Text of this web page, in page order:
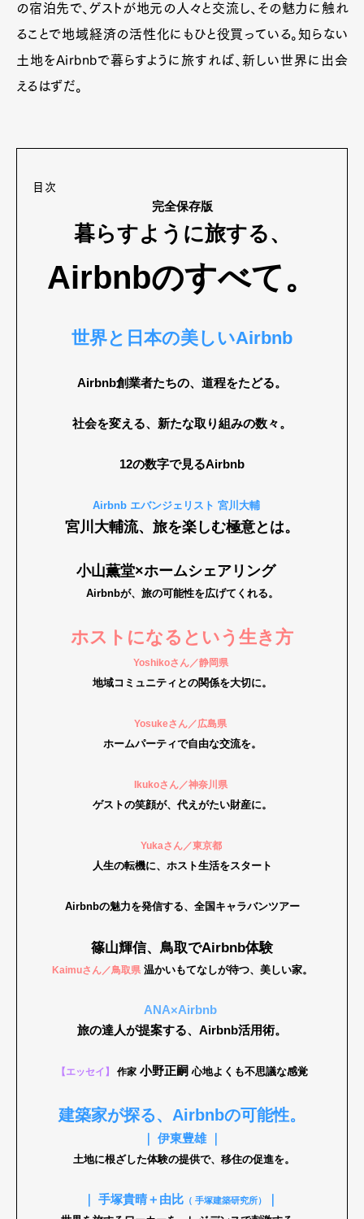
の宿泊先で、ゲストが地元の人々と交流し、その魅力に触れ
ることで地域経済の活性化にもひと役買っている。知らない
土地をAirbnbで暮らすように旅すれば、新しい世界に出会
えるはずだ。
目次
完全保存版
暮らすように旅する、
Airbnbのすべて。
世界と日本の美しいAirbnb
Airbnb創業者たちの、道程をたどる。
社会を変える、新たな取り組みの数々。
12の数字で見るAirbnb
Airbnb エバンジェリスト 宮川大輔
宮川大輔流、旅を楽しむ極意とは。
小山薫堂×ホームシェアリング
Airbnbが、旅の可能性を広げてくれる。
ホストになるという生き方
Yoshikoさん／静岡県
地域コミュニティとの関係を大切に。
Yosukeさん／広島県
ホームパーティで自由な交流を。
Ikukoさん／神奈川県
ゲストの笑顔が、代えがたい財産に。
Yukaさん／東京都
人生の転機に、ホスト生活をスタート
Airbnbの魅力を発信する、全国キャラバンツアー
篠山輝信、鳥取でAirbnb体験
Kaimuさん／鳥取県 温かいもてなしが待つ、美しい家。
ANA×Airbnb
旅の達人が提案する、Airbnb活用術。
【エッセイ】 作家 小野正嗣心地よくも不思議な感覚
建築家が探る、Airbnbの可能性。
｜ 伊東豊雄 ｜
土地に根ざした体験の提供で、移住の促進を。
｜ 手塚貴晴＋由比（ 手塚建築研究所） ｜